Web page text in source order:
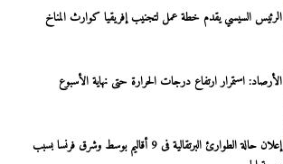
الرئيس السيسي يقدم خطة عمل لتجنيب إفريقيا كوارث المناخ
الأرصاد: استمرار ارتفاع درجات الحرارة حتى نهاية الأسبوع
إعلان حالة الطوارئ البرتقالية فى 9 أقاليم بوسط وشرق فرنسا بسبب